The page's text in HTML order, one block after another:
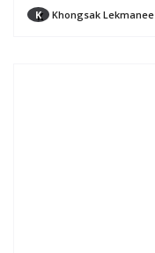
K Khongsak Lekmanee